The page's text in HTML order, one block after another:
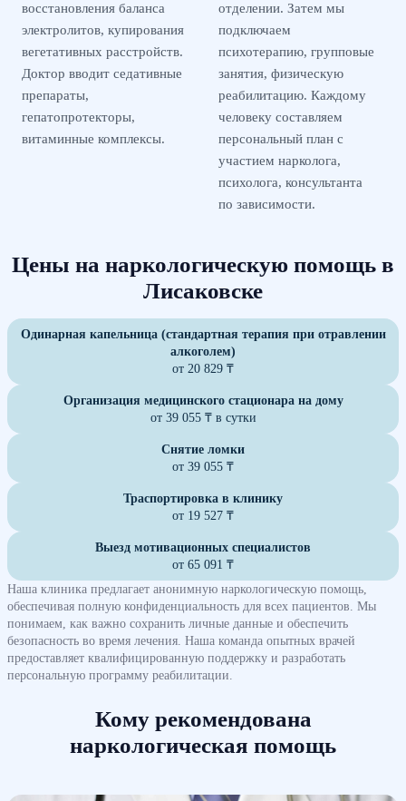
восстановления баланса
электролитов, купирования
вегетативных расстройств.
Доктор вводит седативные
препараты,
гепатопротекторы,
витаминные комплексы.
отделении. Затем мы
подключаем
психотерапию, групповые
занятия, физическую
реабилитацию. Каждому
человеку составляем
персональный план с
участием нарколога,
психолога, консультанта
по зависимости.
Цены на наркологическую помощь в
Лисаковске
Одинарная капельница (стандартная терапия при отравлении
алкоголем)
от 20 829 ₸
Организация медицинского стационара на дому
от 39 055 ₸ в сутки
Снятие ломки
от 39 055 ₸
Траспортировка в клинику
от 19 527 ₸
Выезд мотивационных специалистов
от 65 091 ₸
Наша клиника предлагает анонимную наркологическую помощь,
обеспечивая полную конфиденциальность для всех пациентов. Мы
понимаем, как важно сохранить личные данные и обеспечить
безопасность во время лечения. Наша команда опытных врачей
предоставляет квалифицированную поддержку и разработать
персональную программу реабилитации.
Кому рекомендована
наркологическая помощь